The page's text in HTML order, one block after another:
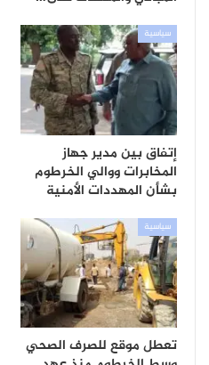
سياسية
إتفاق بين مدير جهاز
المخابرات ووالي الخرطوم
بشأن المهددات الأمنية
سياسية
تعطل موقع للصرف الصحي